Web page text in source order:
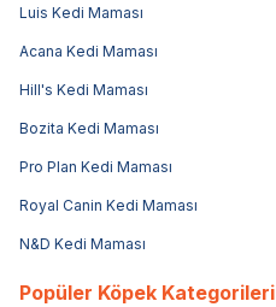
Luis Kedi Maması
Acana Kedi Maması
Hill's Kedi Maması
Bozita Kedi Maması
Pro Plan Kedi Maması
Royal Canin Kedi Maması
N&D Kedi Maması
Popüler Köpek Kategorileri